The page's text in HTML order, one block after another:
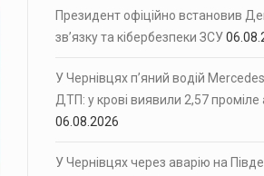
Президент офіційно встановив
зв’язку та кібербезпеки ЗСУ
У Чернівцях п’яний водій
ДТП: у крові виявили 2,57 проміле
06.08.2026
У Чернівцях через аварію на